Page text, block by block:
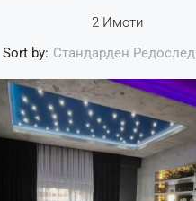
2 Имоти
Sort by: Стандарден Редослед